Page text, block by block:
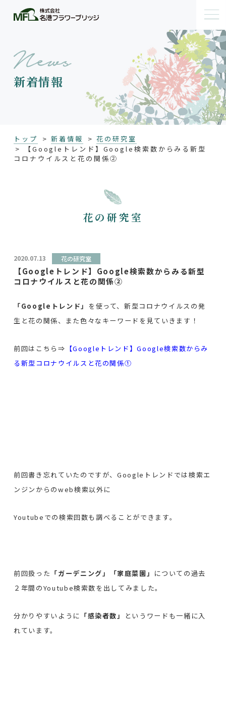
新着情報
トップ 新着情報
花の研究室
【Googleトレンド】Google検索数からみる新型
コロナウイルスと花の関係②
花の研究室
2020.07.13 花の研究室
【Googleトレンド】Google検索数からみる新型
コロナウイルスと花の関係②
「Googleトレンド」 を使って、新型コロナウイルスの発
生と花の関係、また色々なキーワードを見ていきます！
前回はこちら⇒ 【Googleトレンド】Google検索数からみ
る新型コロナウイルスと花の関係①
前回書き忘れていたのですが、Googleトレンドでは検索エ
ンジンからのweb検索以外に
Youtubeでの検索回数も調べることができます。
前回扱った 「ガーデニング」「家庭菜園」 についての過去
２年間のYoutube検索数を出してみました。
分かりやすいように 「感染者数」
というワードも一緒に入
れています。